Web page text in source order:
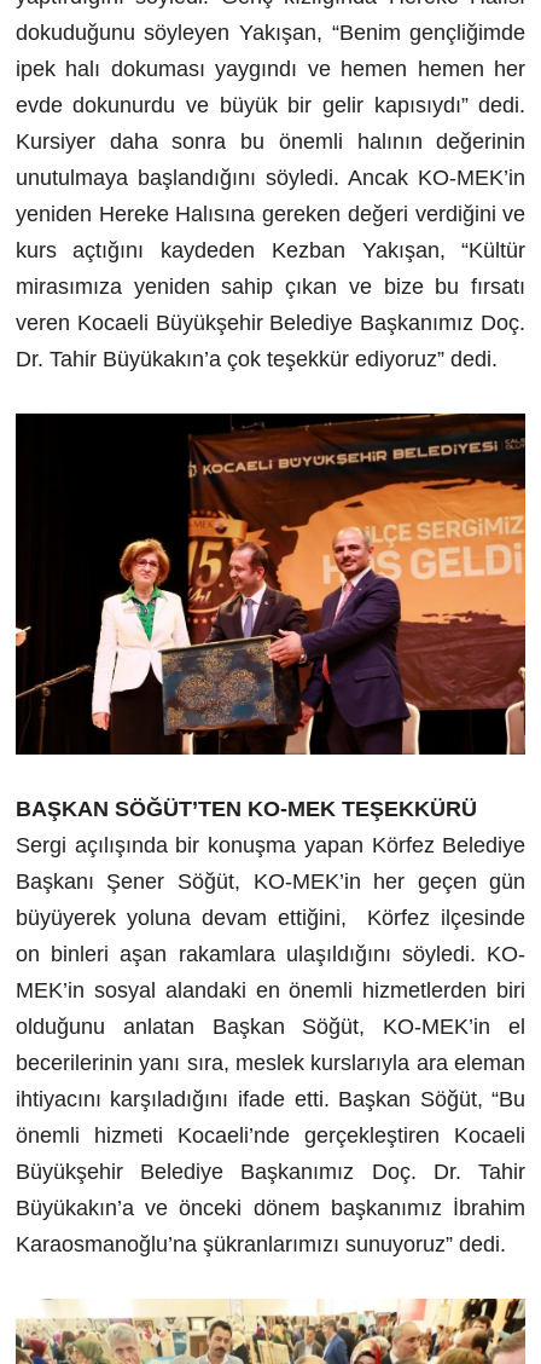
dokuduğunu söyleyen Yakışan, “Benim gençliğimde
ipek halı dokuması yaygındı ve hemen hemen her
evde dokunurdu ve büyük bir gelir kapısıydı” dedi.
Kursiyer daha sonra bu önemli halının değerinin
unutulmaya başlandığını söyledi. Ancak KO-MEK’in
yeniden Hereke Halısına gereken değeri verdiğini ve
kurs açtığını kaydeden Kezban Yakışan, “Kültür
mirasımıza yeniden sahip çıkan ve bize bu fırsatı
veren Kocaeli Büyükşehir Belediye Başkanımız Doç.
Dr. Tahir Büyükakın’a çok teşekkür ediyoruz” dedi.
BAŞKAN SÖĞÜT’TEN KO-MEK TEŞEKKÜRÜ
Sergi açılışında bir konuşma yapan Körfez Belediye
Başkanı Şener Söğüt, KO-MEK’in her geçen gün
büyüyerek yoluna devam ettiğini, Körfez ilçesinde
on binleri aşan rakamlara ulaşıldığını söyledi. KO-
MEK’in sosyal alandaki en önemli hizmetlerden biri
olduğunu anlatan Başkan Söğüt, KO-MEK’in el
becerilerinin yanı sıra, meslek kurslarıyla ara eleman
ihtiyacını karşıladığını ifade etti. Başkan Söğüt, “Bu
önemli hizmeti Kocaeli’nde gerçekleştiren Kocaeli
Büyükşehir Belediye Başkanımız Doç. Dr. Tahir
Büyükakın’a ve önceki dönem başkanımız İbrahim
Karaosmanoğlu’na şükranlarımızı sunuyoruz” dedi.